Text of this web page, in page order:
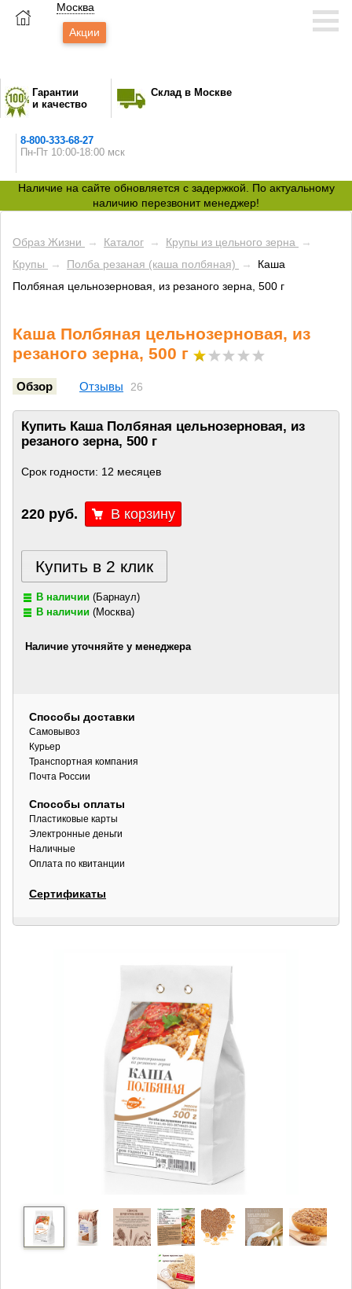
Москва
Акции
Гарантии
и качество
Склад в Москве
8-800-333-68-27
Пн-Пт 10:00-18:00 мск
Наличие на сайте обновляется с задержкой. По актуальному
наличию перезвонит менеджер!
Образ Жизни → Каталог → Крупы из цельного зерна
→
Крупы
→ Полба резаная (каша полбяная) →
Каша
Полбяная цельнозерновая, из резаного зерна, 500 г
Каша Полбяная цельнозерновая, из
резаного зерна, 500 г
Обзор Отзывы 26
Купить Каша Полбяная цельнозерновая, из
резаного зерна, 500 г
Срок годности: 12 месяцев
220 руб.
Купить в 2 клик
В наличии(Барнаул)
В наличии(Москва)
Наличие уточняйте у менеджера
Способы доставки
Самовывоз
Курьер
Транспортная компания
Почта России
Способы оплаты
Пластиковые карты
Электронные деньги
Наличные
Оплата по квитанции
Сертификаты